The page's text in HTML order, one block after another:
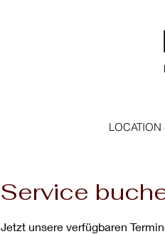
LOCATION
Service
Jetzt unsere verfügbaren